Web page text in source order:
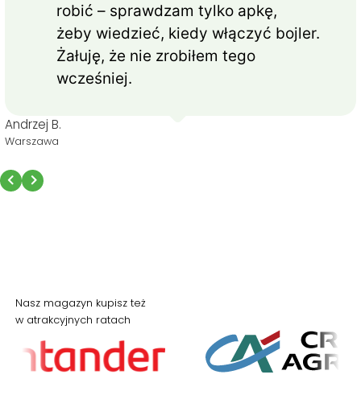
robić – sprawdzam tylko apkę,
żeby wiedzieć, kiedy włączyć bojler.
Żałuję, że nie zrobiłem tego
wcześniej.
Andrzej B.
Warszawa
Nasz magazyn kupisz też
w atrakcyjnych ratach